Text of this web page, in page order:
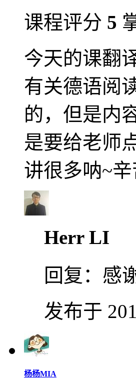
课程评分 5
今天的课翻
有关德语阅
的，但是
是要给老师
讲很多呐~
Herr LI
回复： 感
发布于
杨杨MIA